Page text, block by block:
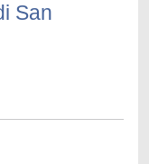
San